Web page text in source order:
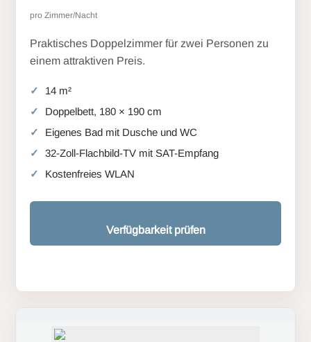
pro Zimmer/Nacht
Praktisches Doppelzimmer für zwei Personen zu
einem attraktiven Preis.
14 m²
Doppelbett, 180 × 190 cm
Eigenes Bad mit Dusche und WC
32-Zoll-Flachbild-TV mit SAT-Empfang
Kostenfreies WLAN
Verfügbarkeit prüfen